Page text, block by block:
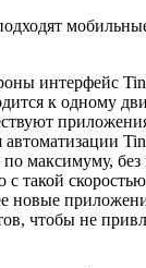
интерфейс
к одному
автоматизации
максимуму, без
с такой
новые
чтобы не